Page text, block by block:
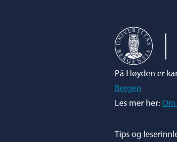
På Høyden er
Bergen
Les mer her:
Tips og